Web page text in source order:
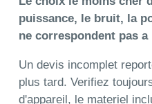
puissance, le bruit, la
ne correspondent pas
Un devis incomplet
plus tard. Verifiez
d'appareil, le materiel